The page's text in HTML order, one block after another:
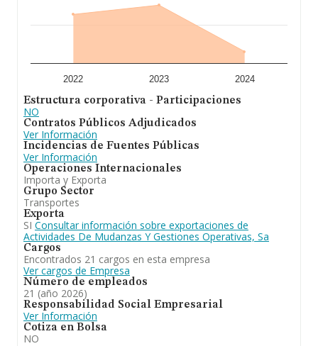
2022 2023 2024
Estructura corporativa - Participaciones
NO
Contratos Públicos Adjudicados
Ver Información
Incidencias de Fuentes Públicas
Ver Información
Operaciones Internacionales
Importa y Exporta
Grupo Sector
Transportes
Exporta
SI Consultar información sobre exportaciones de
Actividades De Mudanzas Y Gestiones Operativas, Sa
Cargos
Encontrados 21 cargos en esta empresa
Ver cargos de Empresa
Número de empleados
21 (año 2026)
Responsabilidad Social Empresarial
Ver Información
Cotiza en Bolsa
NO